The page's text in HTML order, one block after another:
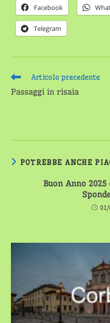
Facebook
Telegram
Leggi
articoli
Articolo precedente
Passaggi in risaia
POTREBBE ANCHE
Buon Anno
01/